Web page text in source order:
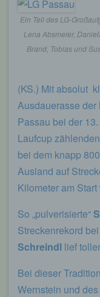
Ein Teil des LG-
Lena Absmeier,
Brand, Tobias und
(KS.) Mit absolut
Ausdauerasse der
Passau bei der
Laufcup
bei dem knapp
Ausland auf
Kilometer am Start
So „pulverisierte“
Streckenrekord
Schreindl lief
Bei dieser
Wernstein und
von welcher ein
System auf
werden, (5) das
Protokoll-
(8) sonstige
der
unsere
dienen.
Bei der Nutzung
Informationen
die betroffene
Internetseite
zu optimieren,
eines
notwendigen